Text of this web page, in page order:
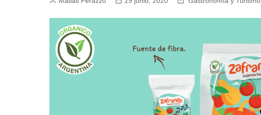
Tecnología y Gadgets
Empresas y Negocios
Automotos
Espectáculos
Trendy News